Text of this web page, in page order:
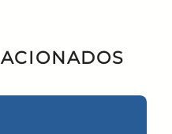
infraestrutura para
de projetos e
suporte e consultoria